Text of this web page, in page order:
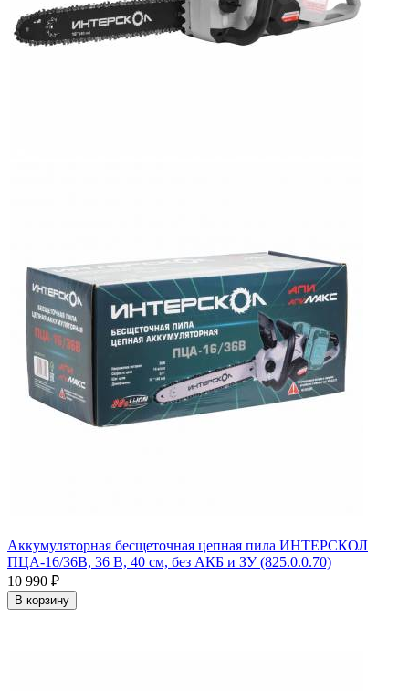
Аккумуляторная бесщеточная цепная пила ИНТЕРСКОЛ
ПЦА-16/36В, 36 В, 40 см, без АКБ и ЗУ (825.0.0.70)
10 990 ₽
В корзину